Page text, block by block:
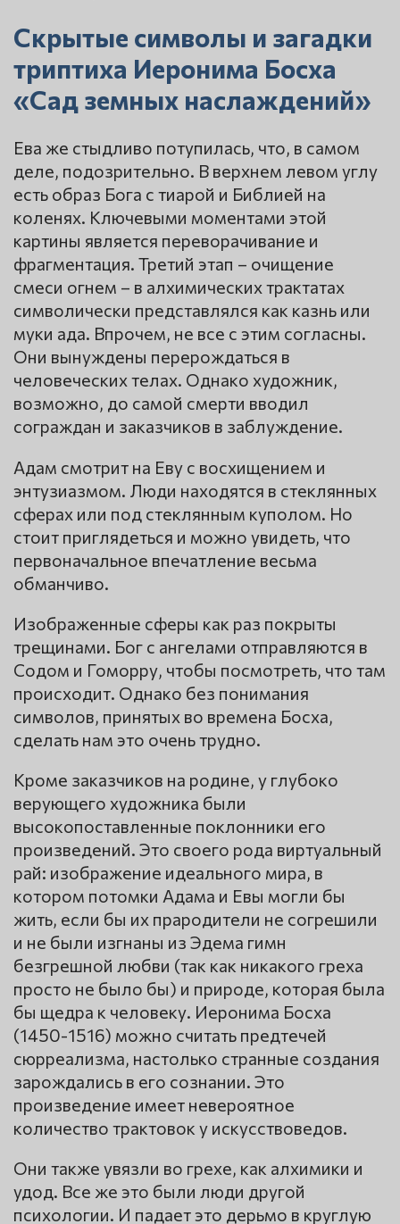
Скрытые символы и загадки
триптиха Иеронима Босха
«Сад земных наслаждений»
Ева же стыдливо потупилась, что, в самом
деле, подозрительно. В верхнем левом углу
есть образ Бога с тиарой и Библией на
коленях. Ключевыми моментами этой
картины является переворачивание и
фрагментация. Третий этап – очищение
смеси огнем – в алхимических трактатах
символически представлялся как казнь или
муки ада. Впрочем, не все с этим согласны.
Они вынуждены перерождаться в
человеческих телах. Однако художник,
возможно, до самой смерти вводил
сограждан и заказчиков в заблуждение.
Адам смотрит на Еву с восхищением и
энтузиазмом. Люди находятся в стеклянных
сферах или под стеклянным куполом. Но
стоит приглядеться и можно увидеть, что
первоначальное впечатление весьма
обманчиво.
Изображенные сферы как раз покрыты
трещинами. Бог с ангелами отправляются в
Содом и Гоморру, чтобы посмотреть, что там
происходит. Однако без понимания
символов, принятых во времена Босха,
сделать нам это очень трудно.
Кроме заказчиков на родине, у глубоко
верующего художника были
высокопоставленные поклонники его
произведений. Это своего рода виртуальный
рай: изображение идеального мира, в
котором потомки Адама и Евы могли бы
жить, если бы их прародители не согрешили
и не были изгнаны из Эдема гимн
безгрешной любви (так как никакого греха
просто не было бы) и природе, которая была
бы щедра к человеку. Иеронима Босха
(1450-1516) можно считать предтечей
сюрреализма, настолько странные создания
зарождались в его сознании. Это
произведение имеет невероятное
количество трактовок у искусствоведов.
Они также увязли во грехе, как алхимики и
удод. Все же это были люди другой
психологии. И падает это дерьмо в круглую